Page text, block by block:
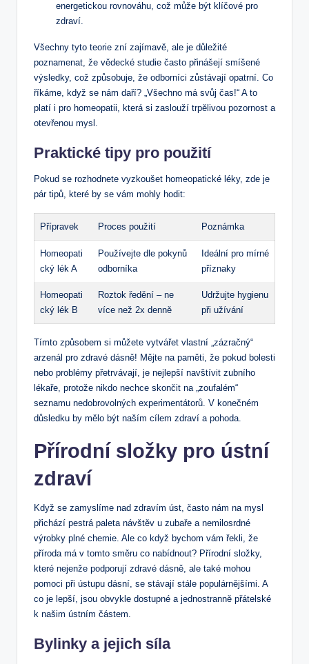
energetickou rovnováhu, což může být klíčové pro
zdraví.
Všechny tyto teorie zní zajímavě, ale je důležité
poznamenat, že vědecké studie často přinášejí smíšené
výsledky, což způsobuje, že odborníci zůstávají opatrní. Co
říkáme, když se nám daří? „Všechno má svůj čas!“ A to
platí i pro homeopatii, která si zaslouží trpělivou pozornost a
otevřenou mysl.
Praktické tipy pro použití
Pokud se rozhodnete vyzkoušet homeopatické léky, zde je
pár tipů, které by se vám mohly hodit:
Přípravek Proces použití Poznámka
Homeopati
cký lék A
Používejte dle pokynů
odborníka
Ideální pro mírné
příznaky
Homeopati
cký lék B
Roztok ředění – ne
více než 2x denně
Udržujte hygienu
při užívání
Tímto způsobem si můžete vytvářet vlastní „zázračný“
arzenál pro zdravé dásně! Mějte na paměti, že pokud bolesti
nebo problémy přetrvávají, je nejlepší navštívit zubního
lékaře, protože nikdo nechce skončit na „zoufalém“
seznamu nedobrovolných experimentátorů. V konečném
důsledku by mělo být naším cílem zdraví a pohoda.
Přírodní složky pro ústní
zdraví
Když se zamyslíme nad zdravím úst, často nám na mysl
přichází pestrá paleta návštěv u zubaře a nemilosrdné
výrobky plné chemie. Ale co když bychom vám řekli, že
příroda má v tomto směru co nabídnout? Přírodní složky,
které nejenže podporují zdravé dásně, ale také mohou
pomoci při ústupu dásní, se stávají stále populárnějšími. A
co je lepší, jsou obvykle dostupné a jednostranně přátelské
k našim ústním částem.
Bylinky a jejich síla